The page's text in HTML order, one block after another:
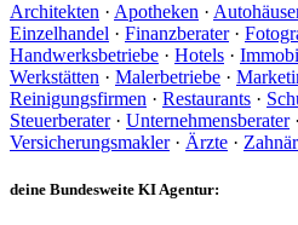
Architekten · Apotheken ·
Einzelhandel · Finanzberater·
Handwerksbetriebe · Hotels ·
Werkstätten · Malerbetriebe ·
Reinigungsfirmen · Restaurants ·
Steuerberater· Unternehmensberater·
Versicherungsmakler· Ärzte ·
deine Bundesweite KI Agentur: